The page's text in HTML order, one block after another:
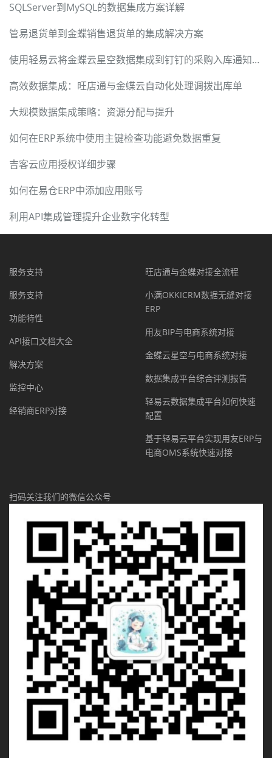
SQLServer到MySQL的数据集成方案详解
管易退货单到金蝶销售退货单的集成解决方案
使用轻易云将金蝶云星空数据集成到钉钉的采购入库通知解决方案
高效数据集成：旺店通与金蝶云自动化处理调拨出库单
大规模数据集成策略：资源分配与提升
如何在ERP系统中使用主键检查功能避免数据重复
吉客云应用授权详细步骤
如何在易仓ERP中添加应用账号
利用API集成管理提升企业数字化转型
服务支持
服务支持
功能特性
API接口文档大全
解决方案
监控中心
经销商ERP对接
旺店通与金蝶对接全流程
小满OKKICRM数据无缝对接
ERP
用友BIP与电商系统对接
金蝶云星空与电商系统对接
数据集成平台综合评测报告
轻易云数据集成平台如何快速
配置
基于轻易云平台实现用友ERP与
电商OMS系统快速对接
扫码关注我们的微信公众号